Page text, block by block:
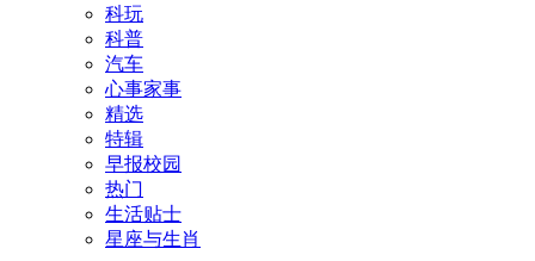
科玩
科普
汽车
心事家事
精选
特辑
早报校园
热门
生活贴士
星座与生肖